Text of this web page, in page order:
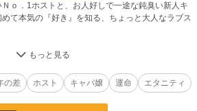
ｏ．1ホストと、お人好しで一途な鈍臭い新人キ
て本気の『好き』を知る、ちょっと大人なラブス
なれるなんて思わなかった。この出逢いはきっと
の差 ホスト キャバ嬢 運命 エタニティ